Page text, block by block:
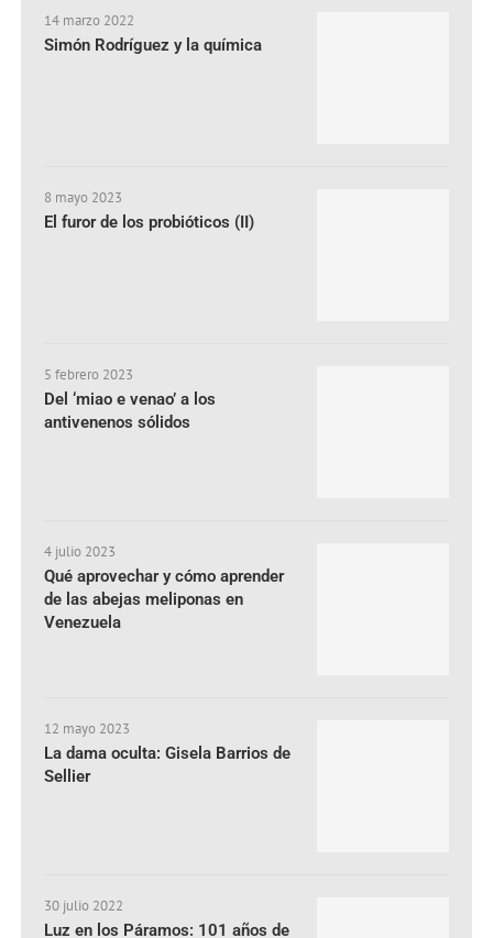
14 marzo 2022
Simón Rodríguez y la química
8 mayo 2023
El furor de los probióticos (II)
5 febrero 2023
Del ‘miao e venao’ a los
antivenenos sólidos
4 julio 2023
Qué aprovechar y cómo aprender
de las abejas meliponas en
Venezuela
12 mayo 2023
La dama oculta: Gisela Barrios de
Sellier
30 julio 2022
Luz en los Páramos: 101 años de